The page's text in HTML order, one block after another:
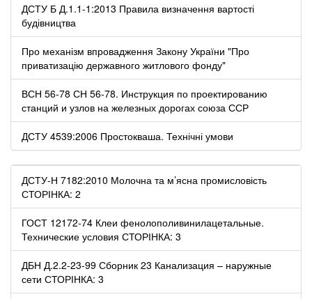
ДСТУ Б Д.1.1-1:2013 Правила визначення вартості
будівництва
Про механізм впровадження Закону України "Про
приватизацію державного житлового фонду"
ВСН 56-78 СН 56-78. Инструкция по проектированию
станций и узлов на железных дорогах союза ССР
ДСТУ 4539:2006 Простокваша. Технічні умови
ДСТУ-Н 7182:2010 Молочна та м’ясна промисловість
СТОРІНКА: 2
ГОСТ 12172-74 Клеи фенолополивинилацетальные.
Технические условия СТОРІНКА: 3
ДБН Д.2.2-23-99 Сборник 23 Канализация – наружные
сети СТОРІНКА: 3